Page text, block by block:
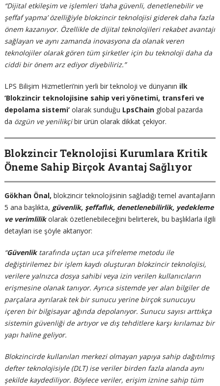
“Dijital etkileşim ve işlemleri ‘daha güvenli, denetlenebilir ve
şeffaf yapma’ özelliğiyle blokzincir teknolojisi giderek daha fazla
önem kazanıyor. Özellikle de dijital teknolojileri rekabet avantajı
sağlayan ve aynı zamanda inovasyona da olanak veren
teknolojiler olarak gören tüm şirketler için bu teknoloji daha da
ciddi bir önem arz ediyor diyebiliriz.”
LPS Bilişim Hizmetleri’nin yerli bir teknoloji ve dünyanın ilk
‘Blokzincir teknolojisine sahip veri yönetimi, transferi ve
depolama sistemi’ olarak sunduğu LpsChainglobal pazarda
da özgün ve yenilikçibir ürün olarak dikkat çekiyor.
Blokzincir Teknolojisi Kurumlara Kritik
Öneme Sahip Birçok Avantaj Sağlıyor
Gökhan Önal, blokzincir teknolojisinin sağladığı temel avantajların
5 ana başlıkta, güvenlik, şeffaflık, denetlenebilirlik, yedekleme
ve verimlilikolarak özetlenebileceğini belirterek, bu başlıklarla ilgili
detayları ise şöyle aktarıyor:
“Güvenliktarafında uçtan uca şifreleme metodu ile
değiştirilemez bir işlem kaydı oluşturan blokzincir teknolojisi,
verilere yalnızca dosya sahibi veya izin verilen kullanıcıların
erişmesine olanak tanıyor. Ayrıca sistemde yer alan bilgiler de
parçalara ayrılarak tek bir sunucu yerine birçok sunucuyu
içeren bir bilgisayar ağında depolanıyor. Sunucu sayısı arttıkça
sistemin güvenliği de artıyor ve dış tehditlere karşı kırılamaz bir
yapı haline geliyor.
Blokzincirde kullanılan merkezi olmayan yapıya sahip dağıtılmış
defter teknolojisiyle (DLT) ise veriler birden fazla alanda aynı
şekilde kaydediliyor. Böylece veriler, erişim iznine sahip tüm